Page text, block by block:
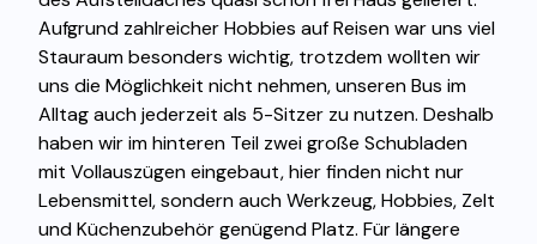
Aufgrund zahlreicher Hobbies auf Reisen war uns viel
Stauraum besonders wichtig, trotzdem wollten wir
uns die Möglichkeit nicht nehmen, unseren Bus im
Alltag auch jederzeit als 5-Sitzer zu nutzen. Deshalb
haben wir im hinteren Teil zwei große Schubladen
mit Vollauszügen eingebaut, hier finden nicht nur
Lebensmittel, sondern auch Werkzeug, Hobbies, Zelt
und Küchenzubehör genügend Platz. Für längere